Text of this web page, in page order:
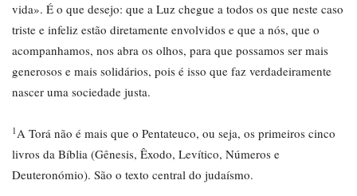
vida». É o que desejo: que a Luz chegue a todos os que neste caso
triste e infeliz estão diretamente envolvidos e que a nós, que o
acompanhamos, nos abra os olhos, para que possamos ser mais
generosos e mais solidários, pois é isso que faz verdadeiramente
nascer uma sociedade justa.
1A Torá não é mais que o Pentateuco, ou seja, os primeiros cinco
livros da Bíblia (Gênesis, Êxodo, Levítico, Números e
Deuteronómio). São o texto central do judaísmo.